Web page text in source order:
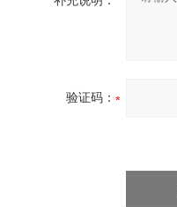
验证码：